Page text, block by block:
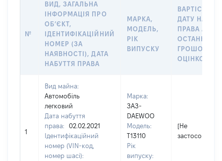
№
ВИД, ЗАГАЛЬНА
ІНФОРМАЦІЯ ПРО
ОБʼЄКТ,
ІДЕНТИФІКАЦІЙНИЙ
НОМЕР (ЗА
НАЯВНОСТІ), ДАТА
НАБУТТЯ ПРАВА
МАРКА,
МОДЕЛЬ,
РІК
ВИПУСКУ
ВАРТІСТЬ НА
ДАТУ
ПРАВА АБО
ГРОШОВОЮ
ОЦІНКОЮ,
1
Вид майна:
Автомобіль
легковий
Дата набуття
права:
02.02.2021
Ідентифікаційний
номер (VIN-код,
номер шасі):
Марка:
ЗАЗ-
DAEWOO
Модель:
T13110
Рік
випуску:
[Не